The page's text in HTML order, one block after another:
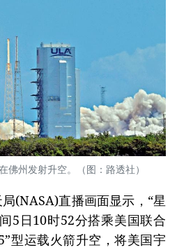
佛州发射升空。（图：路透社）
直播画面显示，“星
5日10时52分搭乘美国联合
型运载火箭升空，将美国宇